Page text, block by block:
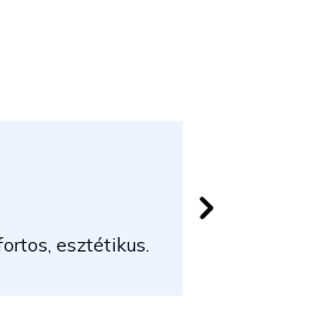
esztétikus.